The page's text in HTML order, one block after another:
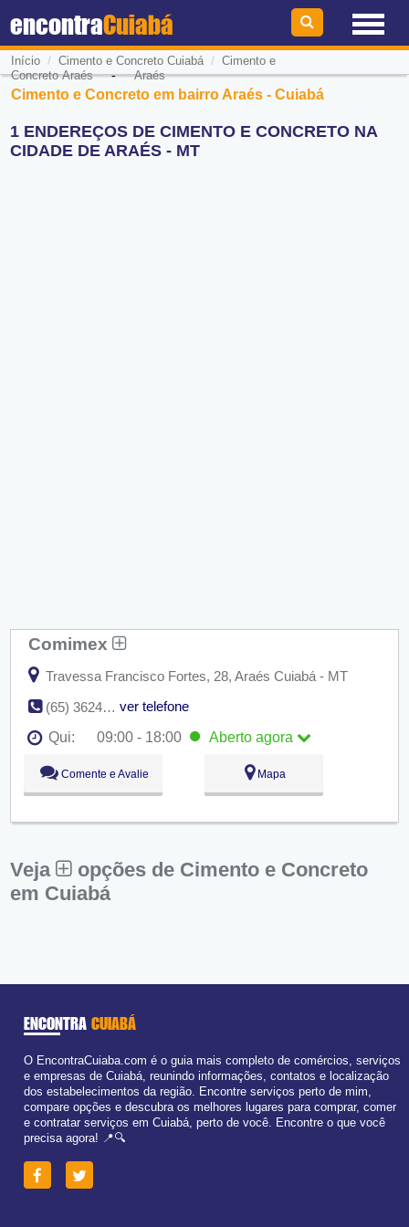
encontraCuiabá
Início / Cimento e Concreto Cuiabá/ Cimento e
Concreto Araés-Araés
Cimento e Concreto em bairro Araés - Cuiabá
1 ENDEREÇOS DE CIMENTO E CONCRETO NA
CIDADE DE ARAÉS - MT
Comimex
Travessa Francisco Fortes, 28, Araés Cuiabá - MT
(65) 3624-1831
ver telefone
Qui:
09:00 - 18:00 Aberto agora
Seg:
Ter:
09:00 - 18:00
Qua:
09:00 - 18:00
Sex:
09:00 - 18:00
Dom:
Fechado
Comente e Avalie Mapa
Veja
opções de Cimento e Concreto
em Cuiabá
ENCONTRA CUIABÁ
O EncontraCuiaba.com é o guia mais completo de comércios, serviços
e empresas de Cuiabá, reunindo informações, contatos e localização
dos estabelecimentos da região. Encontre serviços perto de mim,
compare opções e descubra os melhores lugares para comprar, comer
e contratar serviços em Cuiabá, perto de você. Encontre o que você
precisa agora! 📍🔍